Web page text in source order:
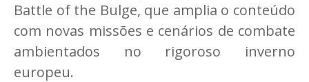
Battle of the Bulge, que amplia o conteúdo
com novas missões e cenários de combate
ambientados no rigoroso inverno
europeu.